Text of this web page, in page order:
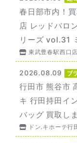
春日部市内！
店 レッドバロ
リーズ vol.31
東武豊春駅西口店
2026.08.09 ブ
行田市 熊谷市
キ 行田持田イ
バッグ 買取し
ドン.キホーテ行